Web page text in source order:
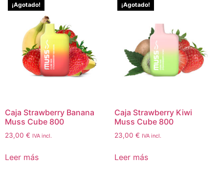
¡Agotado!
Caja Strawberry Banana
Muss Cube 800
23,00 € IVA incl.
Leer más
¡Agotado!
Caja Strawberry Kiwi
Muss Cube 800
23,00 € IVA incl.
Leer más